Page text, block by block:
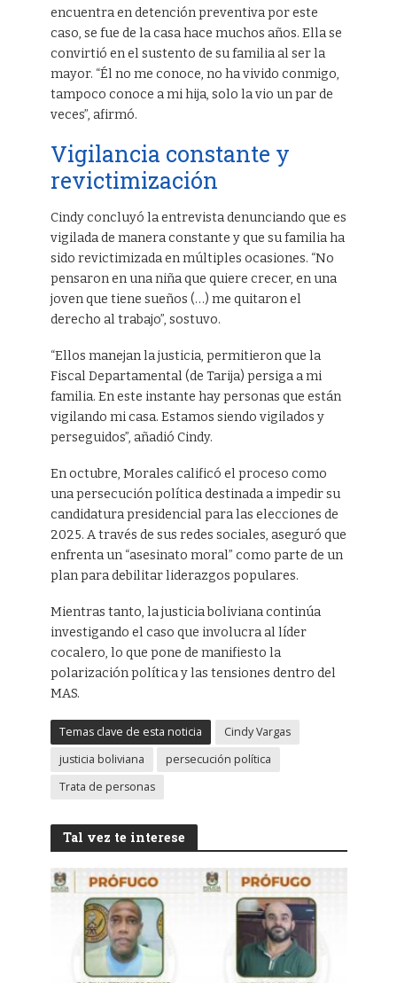
encuentra en detención preventiva por este
caso, se fue de la casa hace muchos años. Ella se
convirtió en el sustento de su familia al ser la
mayor. “Él no me conoce, no ha vivido conmigo,
tampoco conoce a mi hija, solo la vio un par de
veces”, afirmó.
Vigilancia constante y
revictimización
Cindy concluyó la entrevista denunciando que es
vigilada de manera constante y que su familia ha
sido revictimizada en múltiples ocasiones. “No
pensaron en una niña que quiere crecer, en una
joven que tiene sueños (…) me quitaron el
derecho al trabajo”, sostuvo.
“Ellos manejan la justicia, permitieron que la
Fiscal Departamental (de Tarija) persiga a mi
familia. En este instante hay personas que están
vigilando mi casa. Estamos siendo vigilados y
perseguidos”, añadió Cindy.
En octubre, Morales calificó el proceso como
una persecución política destinada a impedir su
candidatura presidencial para las elecciones de
2025. A través de sus redes sociales, aseguró que
enfrenta un “asesinato moral” como parte de un
plan para debilitar liderazgos populares.
Mientras tanto, la justicia boliviana continúa
investigando el caso que involucra al líder
cocalero, lo que pone de manifiesto la
polarización política y las tensiones dentro del
MAS.
Temas clave de esta noticia
Cindy Vargas
justicia boliviana
persecución política
Trata de personas
Tal vez te interese